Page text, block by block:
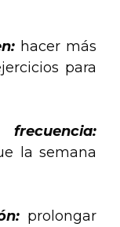
hacer más
para
la semana
prolongar